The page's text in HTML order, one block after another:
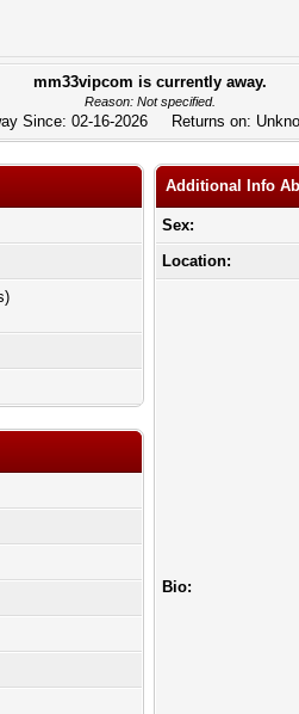
mm33vipcom is currently away.
Reason: Not specified.
Since: 02-16-2026 Returns on:
Additional Info
Sex:
Location:
Bio: